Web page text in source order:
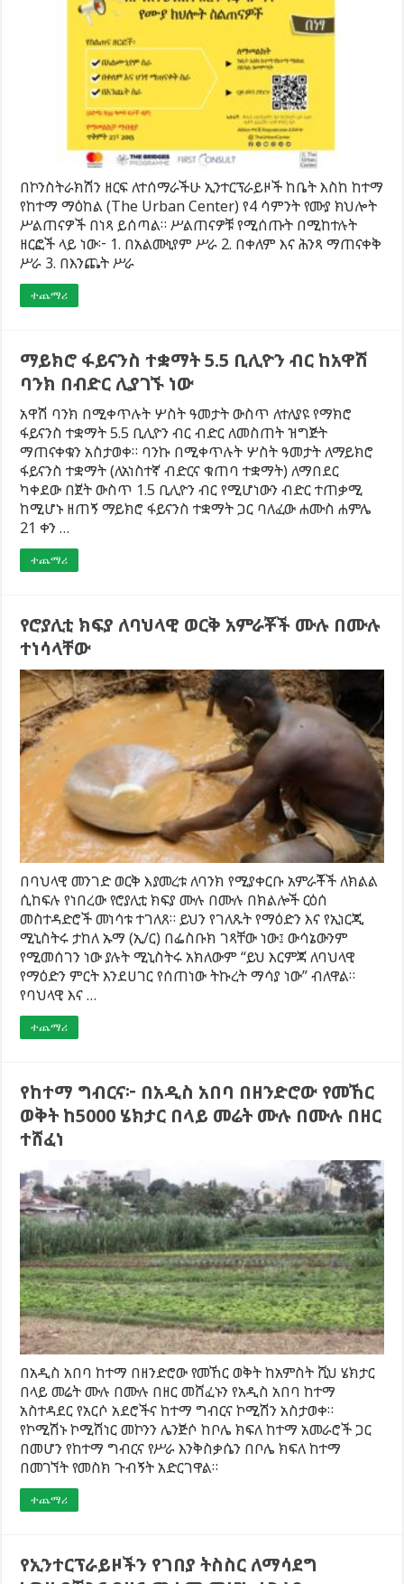
በኮንስትራክሽን ዘርፍ ለተሰማራችሁ ኢንተርፕራይዞች ከቤት እስከ ከተማ
የከተማ ማዕከል (The Urban Center) የ4 ሳምንት የሙያ ክህሎት
ሥልጠናዎች በነጻ ይሰጣል። ሥልጠናዎቹ የሚሰጡት በሚከተሉት
ዘርፎች ላይ ነው፦ 1. በአልሙኒየም ሥራ 2. በቀለም እና ሕንጻ ማጠናቀቅ
ሥራ 3. በእንጨት ሥራ
ተጨማሪ
ማይክሮ ፋይናንስ ተቋማት 5.5 ቢሊዮን ብር ከአዋሽ
ባንክ በብድር ሊያገኙ ነው
አዋሽ ባንክ በሚቀጥሉት ሦስት ዓመታት ውስጥ ለተለያዩ የማክሮ
ፋይናንስ ተቋማት 5.5 ቢሊዮን ብር ብድር ለመስጠት ዝግጅት
ማጠናቀቁን አስታወቀ። ባንኩ በሚቀጥሉት ሦስት ዓመታት ለማይክሮ
ፋይናንስ ተቋማት (ለአነስተኛ ብድርና ቁጠባ ተቋማት) ለማበደር
ካቀደው በጀት ውስጥ 1.5 ቢሊዮን ብር የሚሆነውን ብድር ተጠቃሚ
ከሚሆኑ ዘጠኝ ማይክሮ ፋይናንስ ተቋማት ጋር ባለፈው ሐሙስ ሐምሌ
21 ቀን …
ተጨማሪ
የሮያሊቲ ክፍያ ለባህላዊ ወርቅ አምራቾች ሙሉ በሙሉ
ተነሳላቸው
በባህላዊ መንገድ ወርቅ እያመረቱ ለባንክ የሚያቀርቡ አምራቾች ለክልል
ሲከፍሉ የነበረው የሮያሊቲ ክፍያ ሙሉ በሙሉ በክልሎች ርዕሰ
መስተዳድሮች መነሳቱ ተገለጸ። ይህን የገለጹት የማዕድን እና የኢነርጂ
ሚኒስትሩ ታከለ ኡማ (ኢ/ር) በፌስቡክ ገጻቸው ነው፤ ውሳኔውንም
የሚመሰገን ነው ያሉት ሚኒስትሩ አክለውም “ይህ እርምጃ ለባህላዊ
የማዕድን ምርት እንደሀገር የሰጠነው ትኩረት ማሳያ ነው” ብለዋል።
የባህላዊ እና …
ተጨማሪ
የከተማ ግብርና፦ በአዲስ አበባ በዘንድሮው የመኸር
ወቅት ከ5000 ሄክታር በላይ መሬት ሙሉ በሙሉ በዘር
ተሸፈነ
በአዲስ አበባ ከተማ በዘንድሮው የመኸር ወቅት ከአምስት ሺህ ሄክታር
በላይ መሬት ሙሉ በሙሉ በዘር መሸፈኑን የአዲስ አበባ ከተማ
አስተዳደር የአርሶ አደሮችና ከተማ ግብርና ኮሚሽን አስታወቀ።
የኮሚሽኑ ኮሚሽነር መኮንን ሌንጅሶ ከቦሌ ክፍለ ከተማ አመራሮች ጋር
በመሆን የከተማ ግብርና የሥራ እንቅስቃሴን በቦሌ ክፍለ ከተማ
በመገኘት የመስክ ጉብኝት አድርገዋል።
ተጨማሪ
የኢንተርፕራይዞችን የገበያ ትስስር ለማሳደግ